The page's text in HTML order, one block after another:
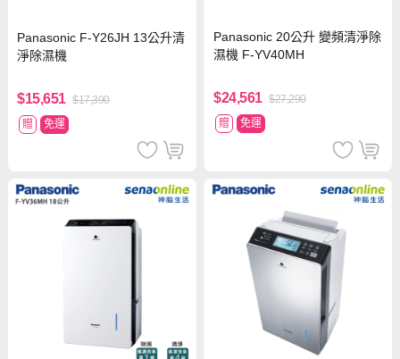
Panasonic F-Y26JH 13公升清
淨除濕機
$15,651 $17,390
贈
免運
Panasonic 20公升 變頻清淨除
濕機 F-YV40MH
$24,561 $27,290
贈
免運